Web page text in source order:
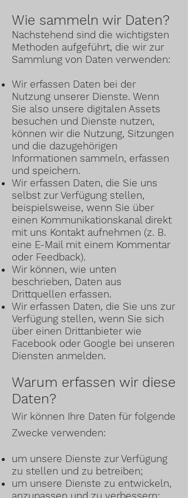
Wie sammeln wir Daten?
Nachstehend sind die wichtigsten
Methoden aufgeführt, die wir zur
Sammlung von Daten verwenden:
Wir erfassen Daten bei der
Nutzung unserer Dienste. Wenn
Sie also unsere digitalen Assets
besuchen und Dienste nutzen,
können wir die Nutzung, Sitzungen
und die dazugehörigen
Informationen sammeln, erfassen
und speichern.
Wir erfassen Daten, die Sie uns
selbst zur Verfügung stellen,
beispielsweise, wenn Sie über
einen Kommunikationskanal direkt
mit uns Kontakt aufnehmen (z. B.
eine E-Mail mit einem Kommentar
oder Feedback).
Wir können, wie unten
beschrieben, Daten aus
Drittquellen erfassen.
Wir erfassen Daten, die Sie uns zur
Verfügung stellen, wenn Sie sich
über einen Drittanbieter wie
Facebook oder Google bei unseren
Diensten anmelden.
Warum erfassen wir diese
Daten?
Wir können Ihre Daten für folgende
Zwecke verwenden:
um unsere Dienste zur Verfügung
zu stellen und zu betreiben;
um unsere Dienste zu entwickeln,
anzupassen und zu verbessern;